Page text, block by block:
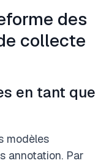
des
collecte
en tant que
modèles
annotation. Par